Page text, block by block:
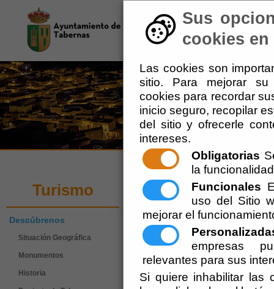
Sus
cookies
Las cookies son
sitio. Para mejorar su
cookies para recordar
inicio seguro, recopilar
del sitio y ofrecerle
intereses.
Obligatorias
la
Funcionales
uso del Sitio
mejorar el
empresas
relevantes para sus
Si quiere inhabilitar las
El Ayuntamiento
Turismo
Descúbrenos
Situación Geográfica
Monumentos
Historia
Turismo